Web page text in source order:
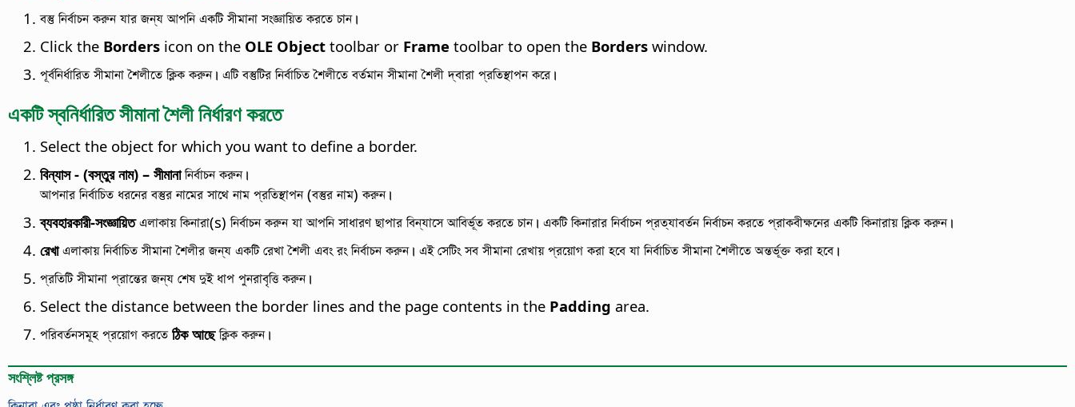
বস্তু নির্বাচন করুন যার জন্য আপনি একটি সীমানা সংজ্ঞায়িত করতে চান।
Click the Borders icon on the OLE Object toolbar or Frame toolbar to open the Borders window.
পূর্বনির্ধারিত সীমানা শৈলীতে ক্লিক করুন। এটি বস্তুটির নির্বাচিত শৈলীতে বর্তমান সীমানা শৈলী দ্বারা প্রতিস্থাপন করে।
একটি স্বনির্ধারিত সীমানা শৈলী নির্ধারণ করতে
Select the object for which you want to define a border.
বিন্যাস - (বস্তুর নাম) – সীমানানির্বাচন করুন।
আপনার নির্বাচিত ধরনের বস্তুর নামের সাথে নাম প্রতিস্থাপন (বস্তুর নাম) করুন।
ব্যবহারকারী-সংজ্ঞায়িতএলাকায় কিনারা(s) নির্বাচন করুন যা আপনি সাধারণ ছাপার বিন্যাসে আবির্ভূত করতে চান। একটি কিনারার নির্বাচন প্রত্যাবর্তন নির্বাচন করতে প্রাকবীক্ষনের একটি কিনারায় ক্লিক করুন।
রেখাএলাকায় নির্বাচিত সীমানা শৈলীর জন্য একটি রেখা শৈলী এবং রং নির্বাচন করুন। এই সেটিং সব সীমানা রেখায় প্রয়োগ করা হবে যা নির্বাচিত সীমানা শৈলীতে অন্তর্ভূক্ত করা হবে।
প্রতিটি সীমানা প্রান্তের জন্য শেষ দুই ধাপ পুনরাবৃত্তি করুন।
Select the distance between the border lines and the page contents in the Padding area.
পরিবর্তনসমূহ প্রয়োগ করতেঠিক আছেক্লিক করুন।
সংশ্লিষ্ট প্রসঙ্গ